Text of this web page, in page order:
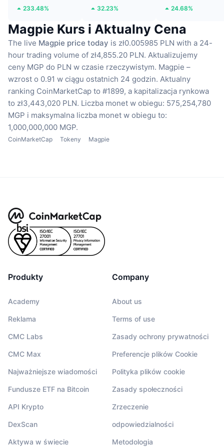
233.48% 32.23% 24.68%
Magpie Kurs i Aktualny Cena
The live Magpie price today is zł0.005985 PLN with a 24-
hour trading volume of zł4,855.20 PLN. Aktualizujemy
ceny MGP do PLN w czasie rzeczywistym. Magpie –
wzrost o 0.91 w ciągu ostatnich 24 godzin. Aktualny
ranking CoinMarketCap to #1899, a kapitalizacja rynkowa
to zł3,443,020 PLN. Liczba monet w obiegu: 575,254,780
MGP i maksymalna liczba monet w obiegu to:
1,000,000,000 MGP.
CoinMarketCap Tokeny Magpie
Produkty
Academy
Reklama
CMC Labs
CMC Max
Najważniejsze wiadomości
Fundusze ETF na Bitcoin
API Krypto
DexScan
Aktywa w świecie
Company
About us
Terms of use
Zasady ochrony prywatności
Preferencje plików Cookie
Polityka plików cookie
Zasady społeczności
Zrzeczenie
odpowiedzialności
Metodologia